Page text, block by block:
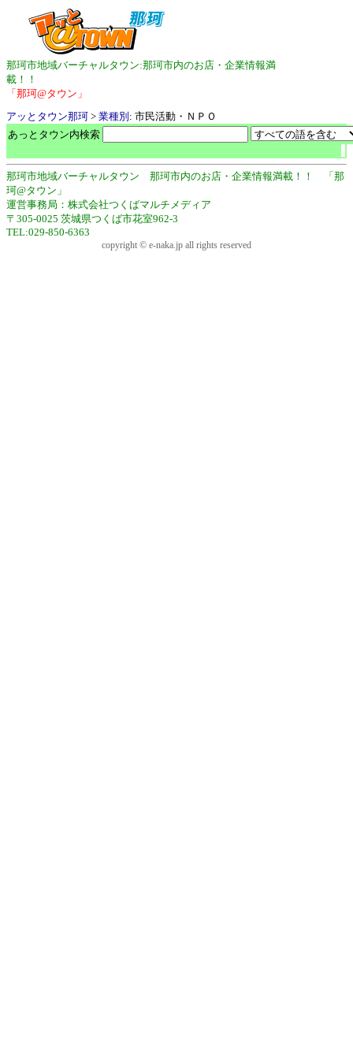
那珂市地域バーチャルタウン:那珂市内のお店・企業情報満
載！！
「那珂@タウン」
アッとタウン那珂 > 業種別 : 市民活動・ＮＰＯ
あっとタウン内検索
那珂市地域バーチャルタウン 那珂市内のお店・企業情報満載！！ 「那
珂@タウン」
運営事務局：株式会社つくばマルチメディア
〒305-0025 茨城県つくば市花室962-3
TEL:029-850-6363
copyright © e-naka.jp all rights reserved